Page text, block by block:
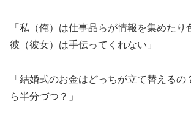
「私（俺）は仕事品らが情報を集めたり
彼（彼女）は手伝ってくれない」
「結婚式のお金はどっちが立て替える
ら半分づつ？」